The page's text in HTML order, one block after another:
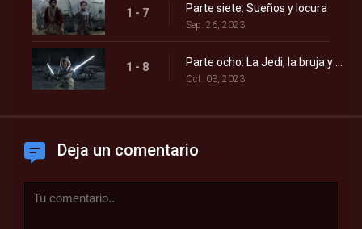
1 - 7 Parte siete: Sueños y locura
Sep. 26, 2023
1 - 8
Oct. 03, 2023
Deja un comentario